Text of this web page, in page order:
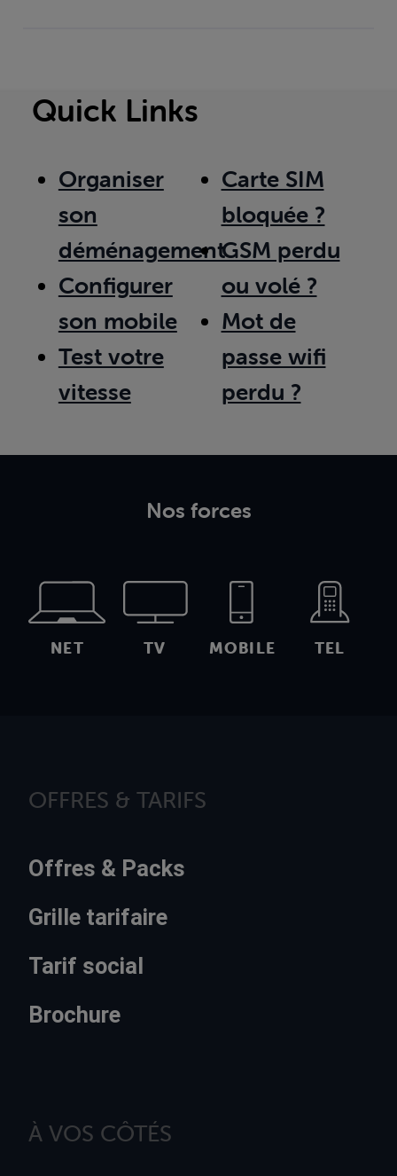
Quick Links
Organiser
son
déménagement
Configurer
son mobile
Test votre
vitesse
Carte SIM
bloquée ?
GSM perdu
ou volé ?
Mot de
passe wifi
perdu ?
Nos forces
NET TV MOBILE TEL
OFFRES & TARIFS
Offres & Packs
Grille tarifaire
Tarif social
Brochure
À VOS CÔTÉS